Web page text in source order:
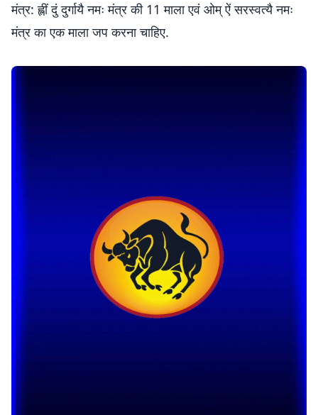
मंत्र: ह्लीं दुं दुर्गायै नमः मंत्र की 11 माला एवं ओम् ऐं सरस्वत्यै नमः
मंत्र का एक माला जप करना चाहिए.